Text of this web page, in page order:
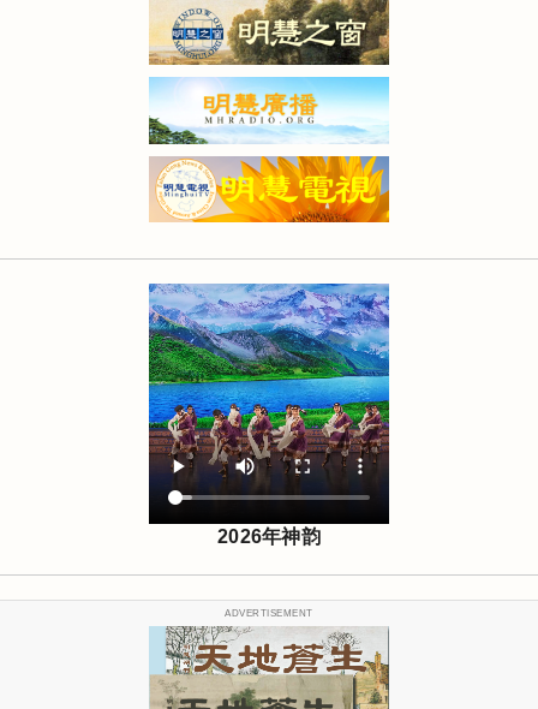
2026年神韵
ADVERTISEMENT